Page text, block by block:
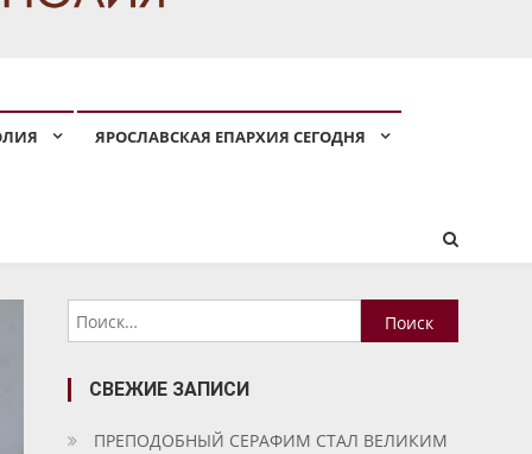
ЯРОСЛАВСКАЯ ЕПАРХИЯ СЕГОДНЯ
Найти:
СВЕЖИЕ ЗАПИСИ
ПРЕПОДОБНЫЙ СЕРАФИМ СТАЛ ВЕЛИКИМ